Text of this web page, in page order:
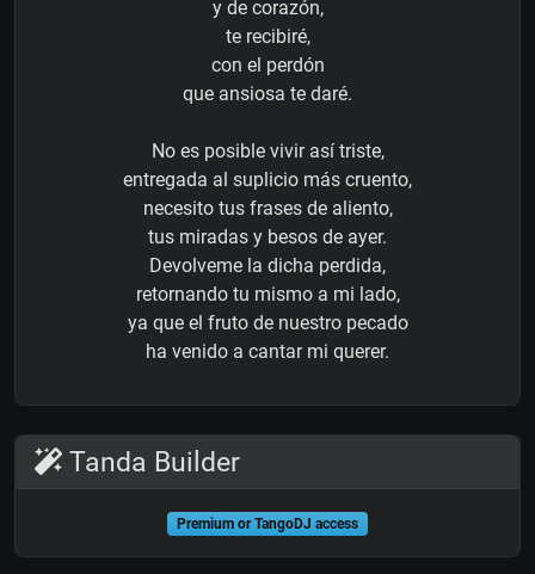
y de corazón,
te recibiré,
con el perdón
que ansiosa te daré.
No es posible vivir así triste,
entregada al suplicio más cruento,
necesito tus frases de aliento,
tus miradas y besos de ayer.
Devolveme la dicha perdida,
retornando tu mismo a mi lado,
ya que el fruto de nuestro pecado
ha venido a cantar mi querer.
Tanda Builder
Premium or TangoDJ access